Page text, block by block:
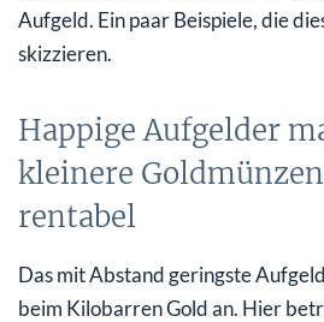
Aufgeld. Ein paar Beispiele, die
skizzieren.
Happige Aufgelder
kleinere
rentabel
Das mit Abstand geringste
beim Kilobarren Gold an. Hier